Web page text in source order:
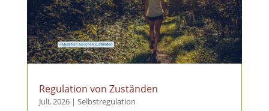
Regulation von Zuständen
Juli, 2026| Selbstregulation